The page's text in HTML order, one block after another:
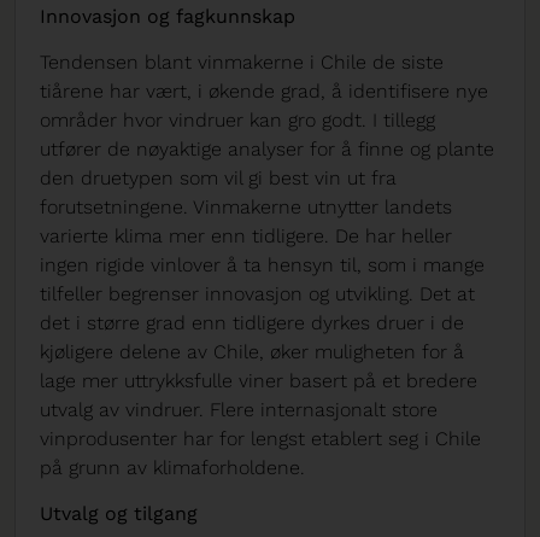
Innovasjon og fagkunnskap
Tendensen blant vinmakerne i Chile de siste
tiårene har vært, i økende grad, å identifisere nye
områder hvor vindruer kan gro godt. I tillegg
utfører de nøyaktige analyser for å finne og plante
den druetypen som vil gi best vin ut fra
forutsetningene. Vinmakerne utnytter landets
varierte klima mer enn tidligere. De har heller
ingen rigide vinlover å ta hensyn til, som i mange
tilfeller begrenser innovasjon og utvikling. Det at
det i større grad enn tidligere dyrkes druer i de
kjøligere delene av Chile, øker muligheten for å
lage mer uttrykksfulle viner basert på et bredere
utvalg av vindruer. Flere internasjonalt store
vinprodusenter har for lengst etablert seg i Chile
på grunn av klimaforholdene.
Utvalg og tilgang